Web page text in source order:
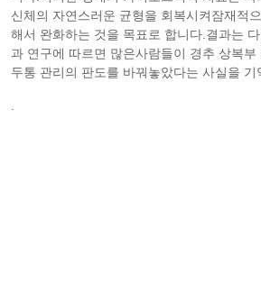
신체의 자연스러운 균형을 회복시켜잠재적
해서 완화하는 것을 목표로 합니다.결과는
과 연구에 따르면 많은사람들이 경추 상복부
두통 관리의 판도를 바꿔놓았다는 사실을 기
.